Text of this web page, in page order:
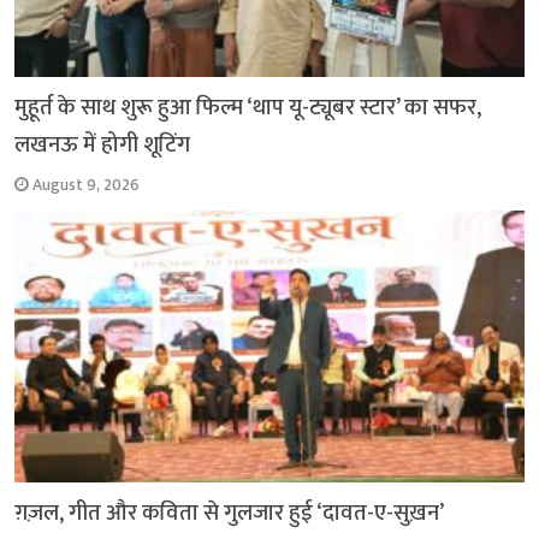
मुहूर्त के साथ शुरू हुआ फिल्म ‘थाप यू-ट्यूबर स्टार’ का सफर,
लखनऊ में होगी शूटिंग
August 9, 2026
ग़ज़ल, गीत और कविता से गुलजार हुई ‘दावत-ए-सुख़न’